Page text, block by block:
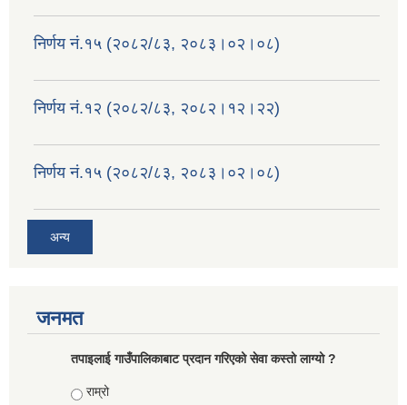
निर्णय नं.१५ (२०८२/८३, २०८३।०२।०८)
निर्णय नं.१२ (२०८२/८३, २०८२।१२।२२)
निर्णय नं.१५ (२०८२/८३, २०८३।०२।०८)
अन्य
जनमत
तपाइलाई गाउँपालिकाबाट प्रदान गरिएको सेवा कस्तो लाग्यो ?
Choices
राम्रो